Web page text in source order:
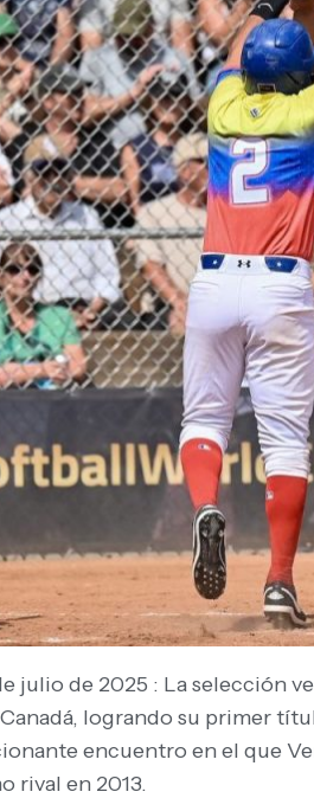
julio de 2025 : La selección
logrando su primer
encuentro en el que
rival en 2013.